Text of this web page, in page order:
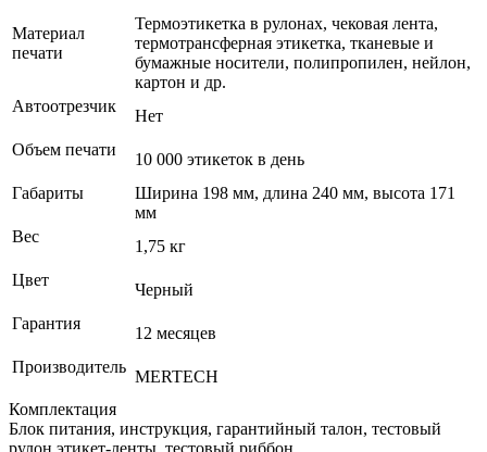
Материал
печати
Термоэтикетка в рулонах, чековая лента,
термотрансферная этикетка, тканевые и
бумажные носители, полипропилен, нейлон,
картон и др.
Автоотрезчик
Нет
Объем печати
10 000 этикеток в день
Габариты
Ширина 198 мм, длина 240 мм, высота 171
мм
Вес
1,75 кг
Цвет
Черный
Гарантия
12 месяцев
Производитель
MERTECH
Комплектация
Блок питания, инструкция, гарантийный талон, тестовый
рулон этикет-ленты, тестовый риббон